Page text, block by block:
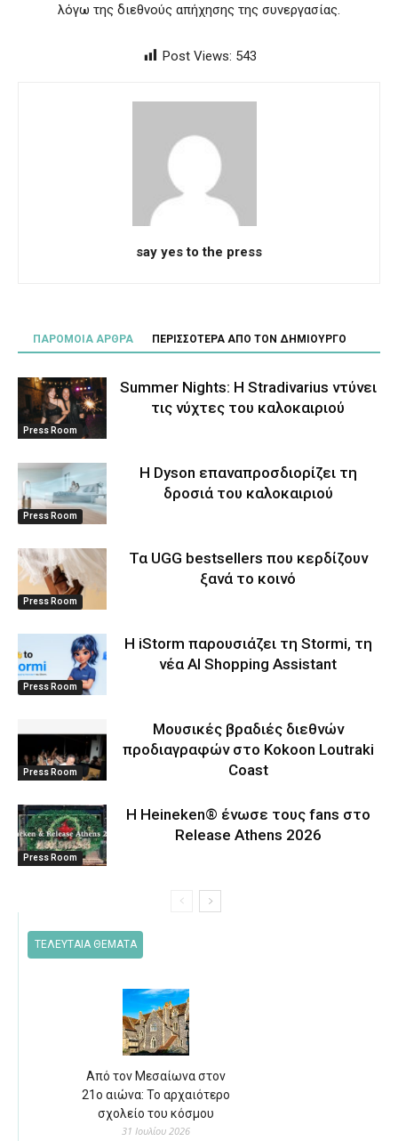
λόγω της διεθνούς απήχησης της συνεργασίας.
Post Views: 543
say yes to the press
ΠΑΡΟΜΟΙΑ ΑΡΘΡΑ ΠΕΡΙΣΣΟΤΕΡΑ ΑΠΟ ΤΟΝ ΔΗΜΙΟΥΡΓΟ
Press Room
Summer Nights: Η Stradivarius ντύνει
τις νύχτες του καλοκαιριού
Press Room
Η Dyson επαναπροσδιορίζει τη
δροσιά του καλοκαιριού
Press Room
Τα UGG bestsellers που κερδίζουν
ξανά το κοινό
Press Room
Η iStorm παρουσιάζει τη Stormi, τη
νέα AI Shopping Assistant
Press Room
Μουσικές βραδιές διεθνών
προδιαγραφών στο Kokoon Loutraki
Coast
Press Room
Η Heineken® ένωσε τους fans στο
Release Athens 2026
ΤΕΛΕΥΤΑΙΑ ΘΕΜΑΤΑ
Από τον Μεσαίωνα στον
21ο αιώνα: Το αρχαιότερο
σχολείο του κόσμου
31 Ιουλίου 2026